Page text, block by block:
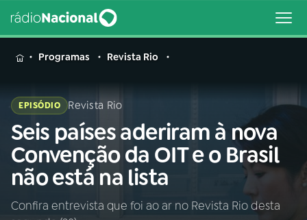
MENU
Buscar
na
Rádio
Nacional
Buscar
AO VIVO
Programas Revista Rio
EPISÓDIO Revista Rio
Seis países aderiram à nova
Convenção da OIT e o Brasil
não está na lista
Confira entrevista que foi ao ar no Revista Rio desta